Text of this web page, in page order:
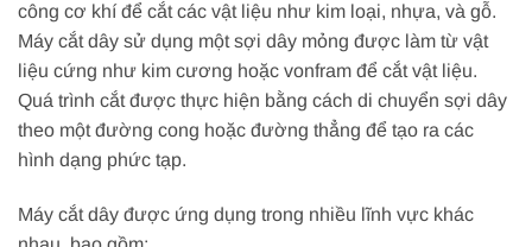
công cơ khí để cắt các vật liệu như kim loại, nhựa, và gỗ.
Máy cắt dây sử dụng một sợi dây mỏng được làm từ vật
liệu cứng như kim cương hoặc vonfram để cắt vật liệu.
Quá trình cắt được thực hiện bằng cách di chuyển sợi dây
theo một đường cong hoặc đường thẳng để tạo ra các
hình dạng phức tạp.
Máy cắt dây được ứng dụng trong nhiều lĩnh vực khác